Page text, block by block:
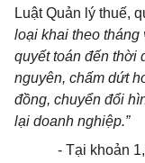
Luật Quản lý thuế,
loại khai theo tháng
quyết toán đến thời
nguyên, chấm dứt
đồng, chuyển đổi
lại doanh nghiệp.”
- Tại khoản